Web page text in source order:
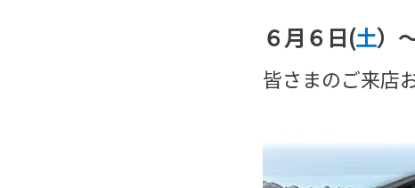
６月６日(土）
皆さまのご来店